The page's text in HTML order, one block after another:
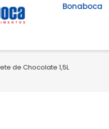
Bonaboca
de Chocolate 1,5L